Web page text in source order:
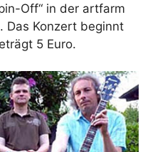
Off“ in der artfarm
Das Konzert beginnt
5 Euro.